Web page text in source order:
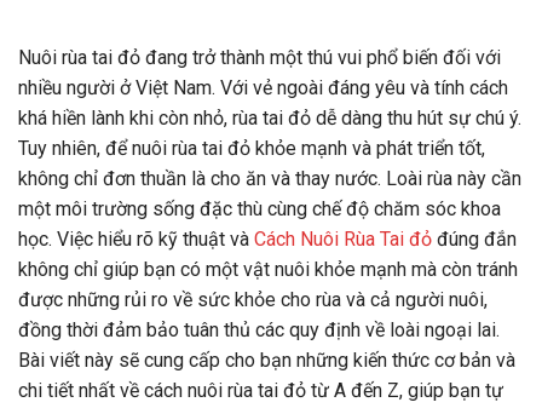
Nuôi rùa tai đỏ đang trở thành một thú vui phổ biến đối với
nhiều người ở Việt Nam. Với vẻ ngoài đáng yêu và tính cách
khá hiền lành khi còn nhỏ, rùa tai đỏ dễ dàng thu hút sự chú ý.
Tuy nhiên, để nuôi rùa tai đỏ khỏe mạnh và phát triển tốt,
không chỉ đơn thuần là cho ăn và thay nước. Loài rùa này cần
một môi trường sống đặc thù cùng chế độ chăm sóc khoa
học. Việc hiểu rõ kỹ thuật và Cách Nuôi Rùa Tai đỏ đúng đắn
không chỉ giúp bạn có một vật nuôi khỏe mạnh mà còn tránh
được những rủi ro về sức khỏe cho rùa và cả người nuôi,
đồng thời đảm bảo tuân thủ các quy định về loài ngoại lai.
Bài viết này sẽ cung cấp cho bạn những kiến thức cơ bản và
chi tiết nhất về cách nuôi rùa tai đỏ từ A đến Z, giúp bạn tự